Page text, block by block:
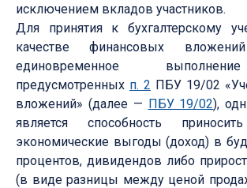
исключением вкладов участников.
Для принятия к бухгалтерскому
качестве финансовых
единовременное
предусмотренных п. 2 ПБУ 19/02
вложений» (далее — ПБУ 19/02),
является способность
экономические выгоды (доход) в
процентов, дивидендов либо
(в виде разницы между ценой